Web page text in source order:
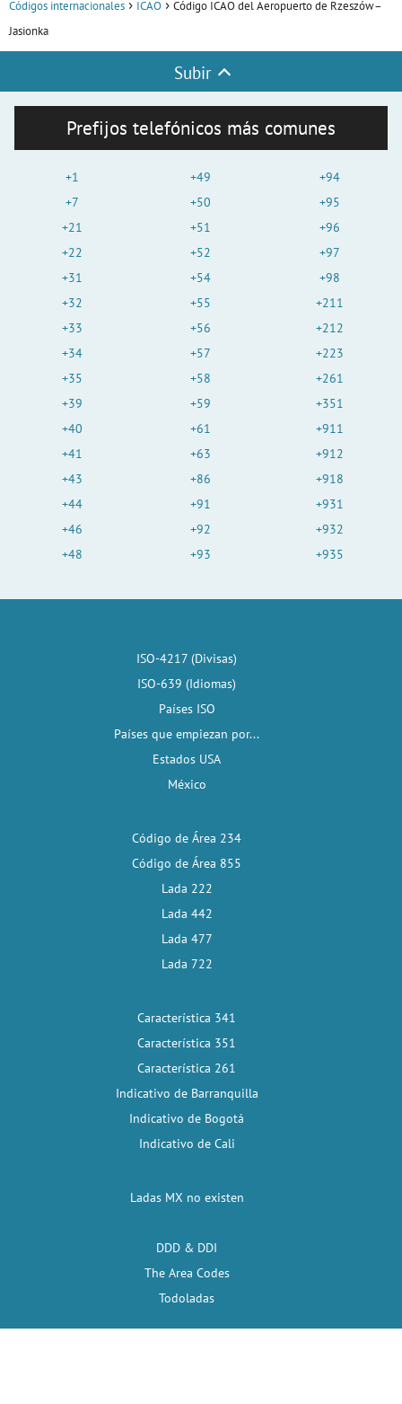
Códigos internacionales ICAO
Código ICAO del Aeropuerto de Rzeszów–
Jasionka
Subir
Prefijos telefónicos más comunes
+1
+7
+21
+22
+31
+32
+33
+34
+35
+39
+40
+41
+43
+44
+46
+48
+49
+50
+51
+52
+54
+55
+56
+57
+58
+59
+61
+63
+86
+91
+92
+93
+94
+95
+96
+97
+98
+211
+212
+223
+261
+351
+911
+912
+918
+931
+932
+935
ISO-4217 (Divisas)
ISO-639 (Idiomas)
Países ISO
Países que empiezan por...
Estados USA
México
Código de Área 234
Código de Área 855
Lada 222
Lada 442
Lada 477
Lada 722
Característica 341
Característica 351
Característica 261
Indicativo de Barranquilla
Indicativo de Bogotá
Indicativo de Cali
Ladas MX no existen
DDD & DDI
The Area Codes
Todoladas